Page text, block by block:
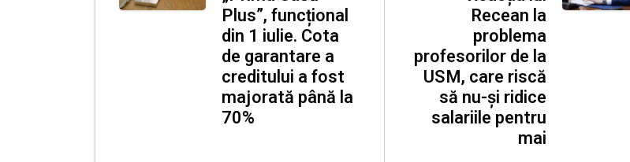
Plus”, funcțional
din 1 iulie. Cota
de garantare a
creditului a fost
majorată până la
70%
Recean la
problema
profesorilor de la
USM, care riscă
să nu-și ridice
salariile pentru
mai